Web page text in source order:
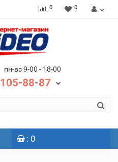
0 0
пн-вс 9-00 - 18-00
105-88-87
: 0